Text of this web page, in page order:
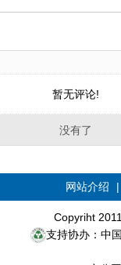
暂无评论!
没有了
网站介绍
Copyriht
支持协办：中